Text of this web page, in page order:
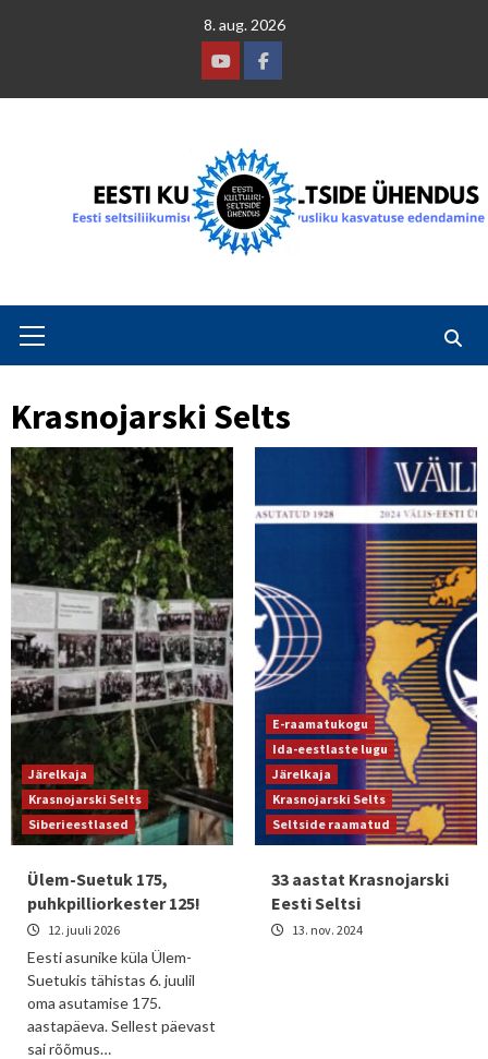
8. aug. 2026
YoutubeFacebook
Menu
Krasnojarski Selts
Järelkaja
Krasnojarski Selts
Siberieestlased
Ülem-Suetuk 175,
puhkpilliorkester 125!
12. juuli 2026
Eesti asunike küla Ülem-
Suetukis tähistas 6. juulil
oma asutamise 175.
aastapäeva. Sellest päevast
sai rõõmus…
E-raamatukogu
Ida-eestlaste lugu
Järelkaja
Krasnojarski Selts
Seltside raamatud
33 aastat Krasnojarski
Eesti Seltsi
13. nov. 2024